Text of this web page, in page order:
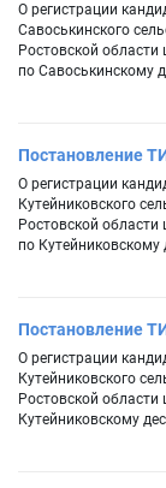
О регистрации
Савоськинского
Ростовской
по Савоськинскому
Постановление
О регистрации
Кутейниковского
Ростовской
по
Постановление
О регистрации
Кутейниковского
Ростовской
Кутейниковскому